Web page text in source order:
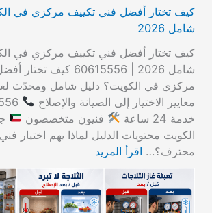
كيف تختار أفضل فني تكييف مركزي في
شامل 2026
كيف تختار أفضل فني تكييف مركزي في
شامل 2026 | 60615556
معايير الاختيار إلى الصيانة والإصلاح
خدمة 24 ساعة
فنيون متخصصون
الكويت محتويات الدليل لماذا يهم اختيار
محترف؟… اقرأ المزيد